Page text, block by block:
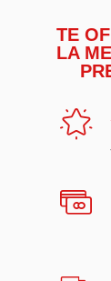
TE
LA